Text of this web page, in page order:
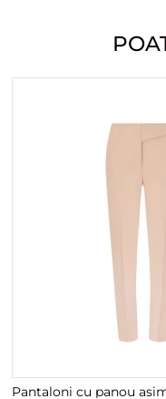
Pantaloni cu panou